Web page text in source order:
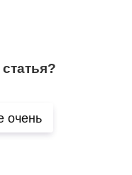
очень